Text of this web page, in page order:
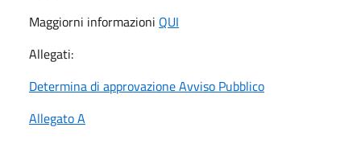
Maggiorni informazioni QUI
Allegati:
Determina di approvazione Avviso Pubblico
Allegato A